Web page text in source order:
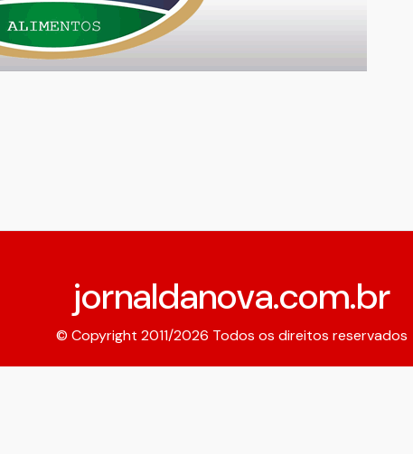
jornaldanova.com.br
© Copyright 2011/2026 Todos os direitos reservados
Expediente